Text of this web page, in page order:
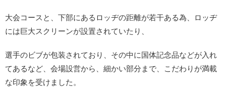
大会コースと、下部にあるロッヂの距離が若干ある為、ロッヂ
には巨大スクリーンが設置されていたり、
選手のビブが包装されており、その中に国体記念品などが入れ
てあるなど、会場設営から、細かい部分まで、こだわりが満載
な印象を受けました。